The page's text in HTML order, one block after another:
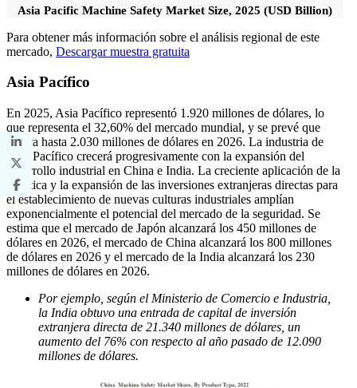
Asia Pacific Machine Safety Market Size, 2025 (USD Billion)
Para obtener más información sobre el análisis regional de este
mercado, Descargar muestra gratuita
Asia Pacífico
En 2025, Asia Pacífico representó 1.920 millones de dólares, lo
que representa el 32,60% del mercado mundial, y se prevé que
crezca hasta 2.030 millones de dólares en 2026. La industria de
Asia Pacífico crecerá progresivamente con la expansión del
desarrollo industrial en China e India. La creciente aplicación de la
robótica y la expansión de las inversiones extranjeras directas para
el establecimiento de nuevas culturas industriales amplían
exponencialmente el potencial del mercado de la seguridad. Se
estima que el mercado de Japón alcanzará los 450 millones de
dólares en 2026, el mercado de China alcanzará los 800 millones
de dólares en 2026 y el mercado de la India alcanzará los 230
millones de dólares en 2026.
Por ejemplo, según el Ministerio de Comercio e Industria,
la India obtuvo una entrada de capital de inversión
extranjera directa de 21.340 millones de dólares, un
aumento del 76% con respecto al año pasado de 12.090
millones de dólares.